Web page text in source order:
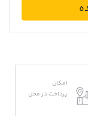
امکان
پرداخت در محل